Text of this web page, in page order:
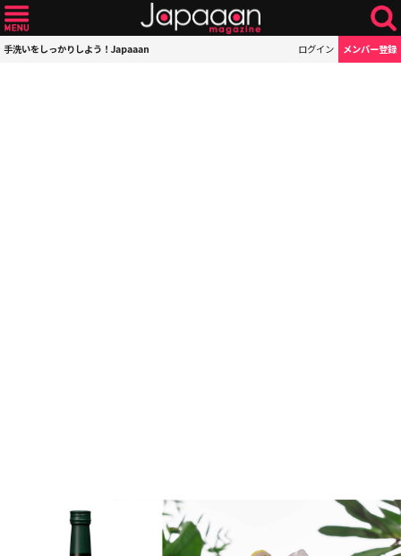
手洗いをしっかりしよう！Japaaan ログイン メンバー登録